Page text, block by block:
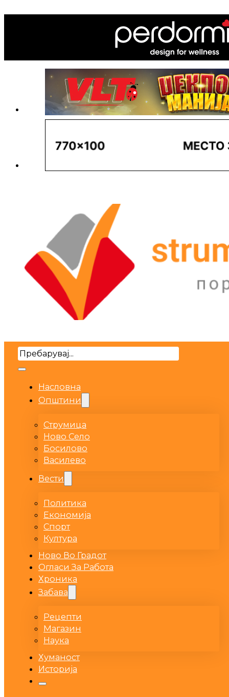
Search
Насловна
Општини
Струмица
Ново Село
Босилово
Василево
Вести
Политика
Економија
Спорт
Култура
Ново Во Градот
Огласи За Работа
Хроника
Забава
Рецепти
Магазин
Наука
Хуманост
Историја